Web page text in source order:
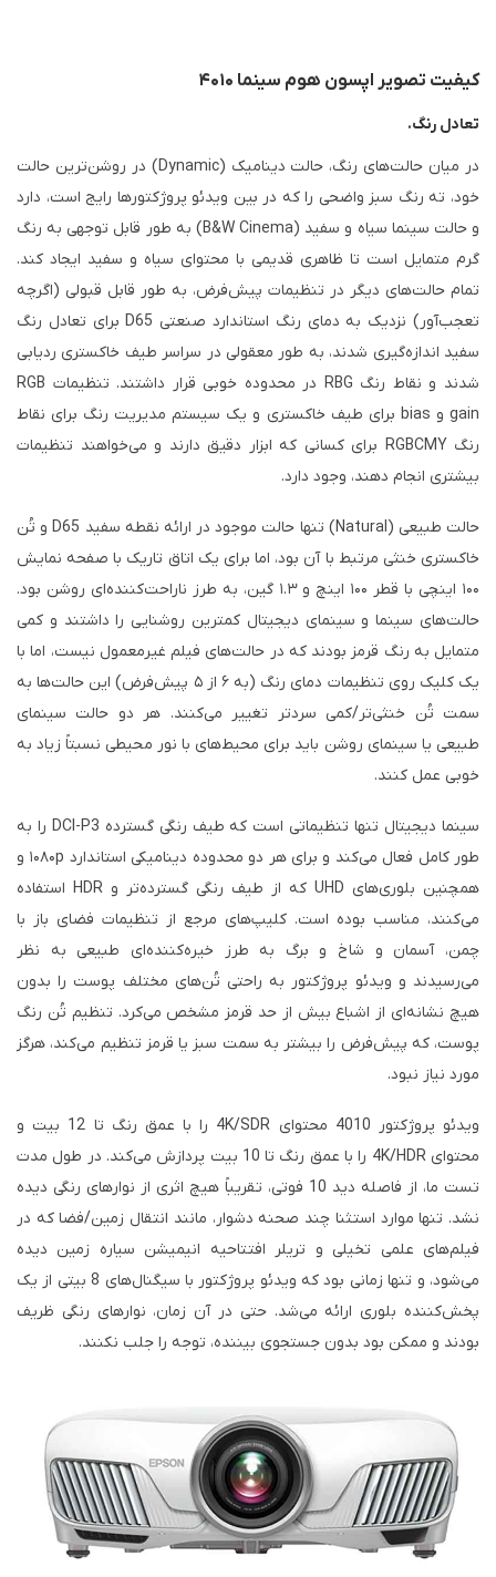
کیفیت تصویر اپسون هوم سینما ۴۰۱۰
تعادل رنگ.
در میان حالت‌های رنگ، حالت دینامیک (Dynamic) در روشن‌ترین حالت
خود، ته رنگ سبز واضحی را که در بین ویدئو پروژکتورها رایج است، دارد
و حالت سینما سیاه و سفید (B&W Cinema) به طور قابل توجهی به رنگ
گرم متمایل است تا ظاهری قدیمی با محتوای سیاه و سفید ایجاد کند.
تمام حالت‌های دیگر در تنظیمات پیش‌فرض، به طور قابل قبولی (اگرچه
تعجب‌آور) نزدیک به دمای رنگ استاندارد صنعتی D65 برای تعادل رنگ
سفید اندازه‌گیری شدند، به طور معقولی در سراسر طیف خاکستری ردیابی
شدند و نقاط رنگ RBG در محدوده خوبی قرار داشتند. تنظیمات RGB
gain و bias برای طیف خاکستری و یک سیستم مدیریت رنگ برای نقاط
رنگ RGBCMY برای کسانی که ابزار دقیق دارند و می‌خواهند تنظیمات
بیشتری انجام دهند، وجود دارد.
حالت طبیعی (Natural) تنها حالت موجود در ارائه نقطه سفید D65 و تُن
خاکستری خنثی مرتبط با آن بود، اما برای یک اتاق تاریک با صفحه نمایش
۱۰۰ اینچی با قطر ۱۰۰ اینچ و ۱.۳ گین، به طرز ناراحت‌کننده‌ای روشن بود.
حالت‌های سینما و سینمای دیجیتال کمترین روشنایی را داشتند و کمی
متمایل به رنگ قرمز بودند که در حالت‌های فیلم غیرمعمول نیست، اما با
یک کلیک روی تنظیمات دمای رنگ (به ۶ از ۵ پیش‌فرض) این حالت‌ها به
سمت تُن خنثی‌تر/کمی سردتر تغییر می‌کنند. هر دو حالت سینمای
طبیعی یا سینمای روشن باید برای محیط‌های با نور محیطی نسبتاً زیاد به
خوبی عمل کنند.
سینما دیجیتال تنها تنظیماتی است که طیف رنگی گسترده DCI-P3 را به
طور کامل فعال می‌کند و برای هر دو محدوده دینامیکی استاندارد ۱۰۸۰p و
همچنین بلوری‌های UHD که از طیف رنگی گسترده‌تر و HDR استفاده
می‌کنند، مناسب بوده است. کلیپ‌های مرجع از تنظیمات فضای باز با
چمن، آسمان و شاخ و برگ به طرز خیره‌کننده‌ای طبیعی به نظر
می‌رسیدند و ویدئو پروژکتور به راحتی تُن‌های مختلف پوست را بدون
هیچ نشانه‌ای از اشباع بیش از حد قرمز مشخص می‌کرد. تنظیم تُن رنگ
پوست، که پیش‌فرض را بیشتر به سمت سبز یا قرمز تنظیم می‌کند، هرگز
مورد نیاز نبود.
ویدئو پروژکتور 4010 محتوای 4K/SDR را با عمق رنگ تا 12 بیت و
محتوای 4K/HDR را با عمق رنگ تا 10 بیت پردازش می‌کند. در طول مدت
تست ما، از فاصله دید 10 فوتی، تقریباً هیچ اثری از نوارهای رنگی دیده
نشد. تنها موارد استثنا چند صحنه دشوار، مانند انتقال زمین/فضا که در
فیلم‌های علمی تخیلی و تریلر افتتاحیه انیمیشن سیاره زمین دیده
می‌شود، و تنها زمانی بود که ویدئو پروژکتور با سیگنال‌های 8 بیتی از یک
پخش‌کننده بلوری ارائه می‌شد. حتی در آن زمان، نوارهای رنگی ظریف
بودند و ممکن بود بدون جستجوی بیننده، توجه را جلب نکنند.